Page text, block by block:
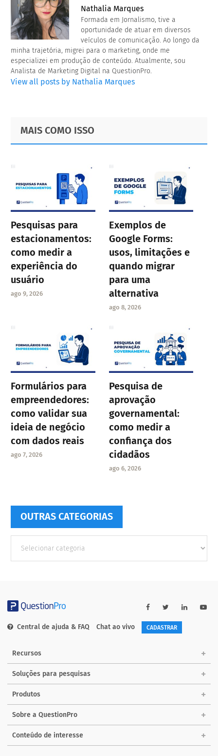
Nathalia Marques
Formada em Jornalismo, tive a
oportunidade de atuar em diversos
veículos de comunicação. Ao longo da
minha trajetória, migrei para o marketing, onde me
especializei em produção de conteúdo. Atualmente, sou
Analista de Marketing Digital na QuestionPro.
View all posts by Nathalia Marques
Primary
Sidebar
Footer
MAIS COMO ISSO
Pesquisas para
estacionamentos:
como medir a
experiência do
usuário
ago 9, 2026
Exemplos de
Google Forms:
usos, limitações e
quando migrar
para uma
alternativa
ago 8, 2026
Formulários para
empreendedores:
como validar sua
ideia de negócio
com dados reais
ago 7, 2026
Pesquisa de
aprovação
governamental:
como medir a
confiança dos
cidadãos
ago 6, 2026
OUTRAS CATEGORIAS
Categorias
Central de ajuda & FAQ Chat ao vivo CADASTRAR
Recursos
Soluções para pesquisas
Produtos
Sobre a QuestionPro
Conteúdo de interesse